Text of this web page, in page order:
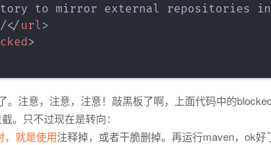
to mirror external repositories
</ url>
>
注意，注意，注意！敲黑板了啊，上面代码中的blocked
。只不过现在是转向：
，就是使用注释掉，或者干脆删掉。再运行maven，ok好